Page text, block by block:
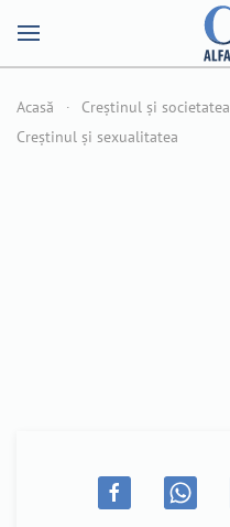
Acasă Creștinul și societatea
Creștinul și sexualitatea